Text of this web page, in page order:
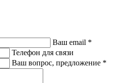
Ваш email *
Телефон для связи
Ваш вопрос, предложение *